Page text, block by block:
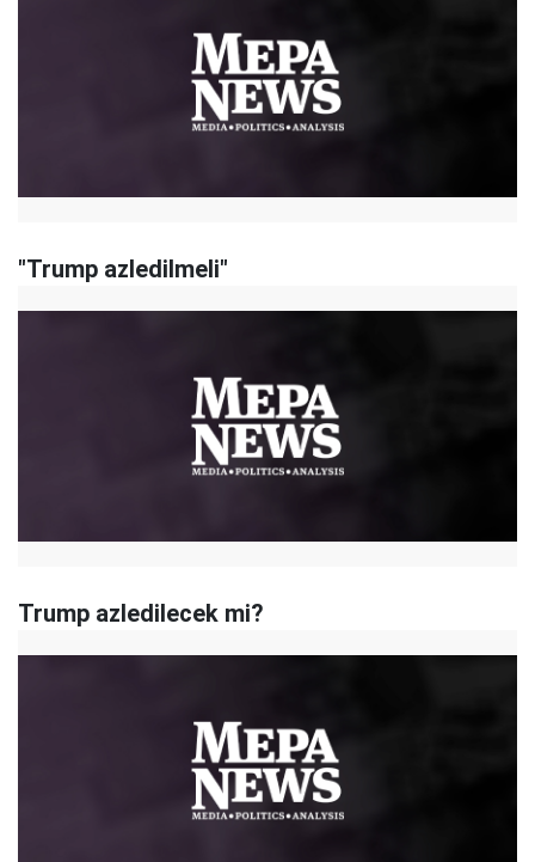
"Trump azledilmeli"
Trump azledilecek mi?